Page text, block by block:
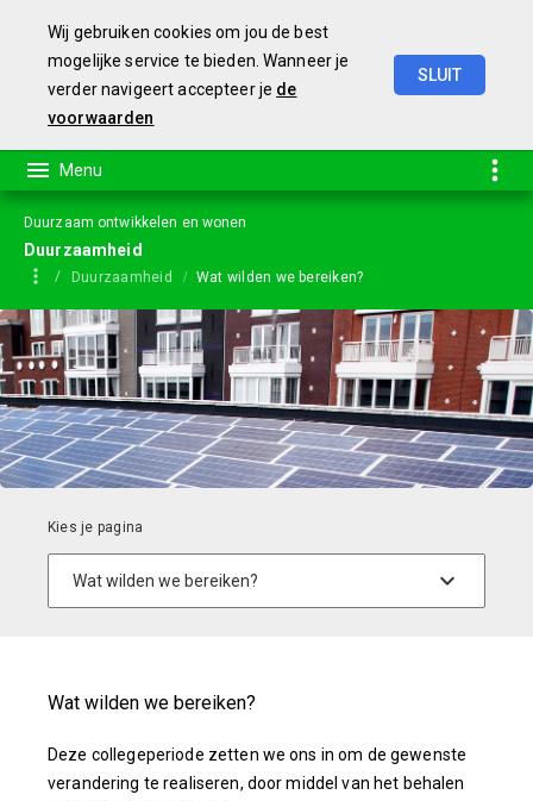
Wij gebruiken cookies om jou de best
mogelijke service te bieden. Wanneer je
verder navigeert accepteer je de
voorwaarden
SLUIT
Duurzaam ontwikkelen en wonen
Duurzaamheid
Duurzaamheid Wat wilden we bereiken?
Wat wilden we bereiken?
Deze collegeperiode zetten we ons in om de gewenste
verandering te realiseren, door middel van het behalen